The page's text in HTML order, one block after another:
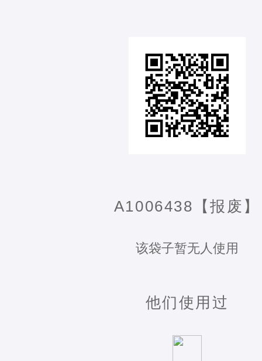
A1006438【报废】
该袋子暂无人使用
他们使用过